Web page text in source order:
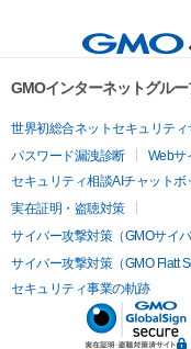
GMOインターネットグル
世界初総合ネットセキュリティ
パスワード漏洩診断
Webサ
セキュリティ相談AIチャットボ
実在証明・盗聴対策
サイバー攻撃対策（GMOサイ
サイバー攻撃対策（GMO Flatt
セキュリティ事業の軌跡